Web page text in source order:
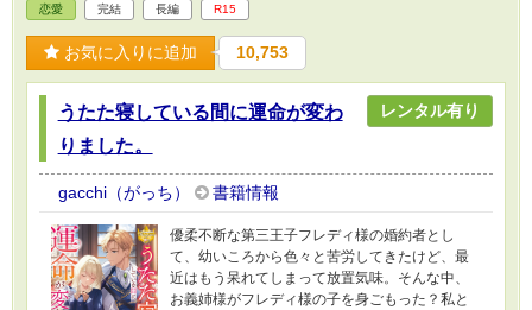
恋愛 完結 長編 R15
お気に入りに追加 10,753
うたた寝している間に運命が変わ
りました。
レンタル有り
gacchi（がっち） 書籍情報
優柔不断な第三王子フレディ様の婚約者とし
て、幼いころから色々と苦労してきたけど、最
近はもう呆れてしまって放置気味。そんな中、
お義姉様がフレディ様の子を身ごもった？私と